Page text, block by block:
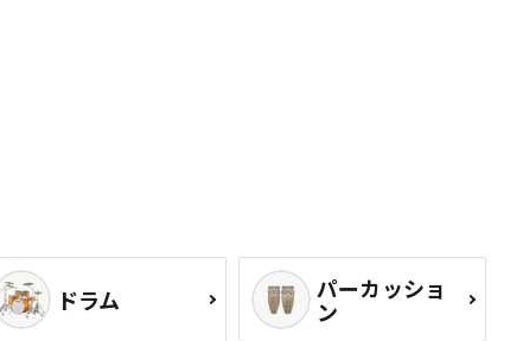
ドラム パーカッショ
ン